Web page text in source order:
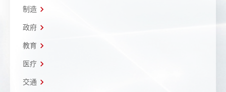
制造
政府
教育
医疗
交通